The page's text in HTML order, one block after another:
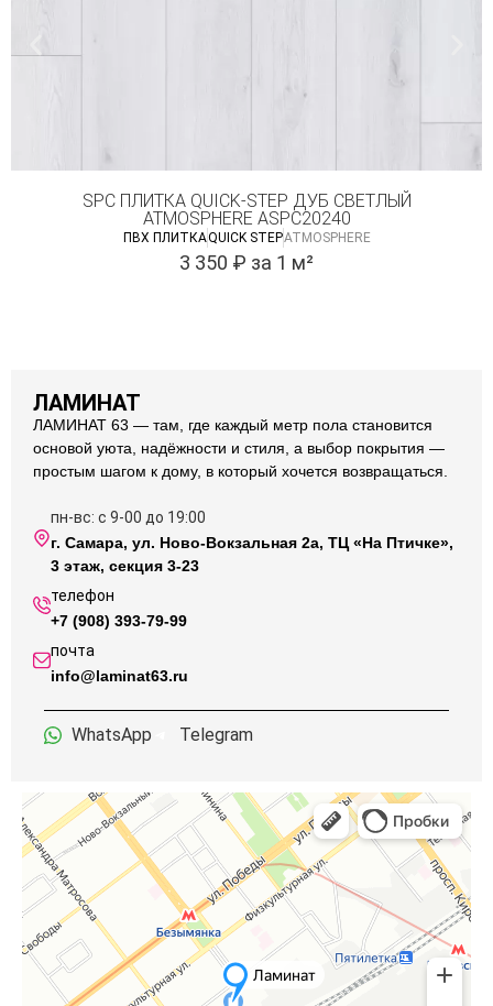
SPC ПЛИТКА QUICK-STEP ДУБ СВЕТЛЫЙ
ATMOSPHERE ASPC20240
ПВХ ПЛИТКАQUICK STEPATMOSPHERE
3 350 ₽ за 1 м²
ЛАМИНАТ
ЛАМИНАТ 63 — там, где каждый метр пола становится
основой уюта, надёжности и стиля, а выбор покрытия —
простым шагом к дому, в который хочется возвращаться.
пн-вс: с 9-00 до 19:00
г. Самара, ул. Ново-Вокзальная 2а, ТЦ «На Птичке»,
3 этаж, секция 3-23
телефон
+7 (908) 393-79-99
почта
info@laminat63.ru
WhatsApp Telegram